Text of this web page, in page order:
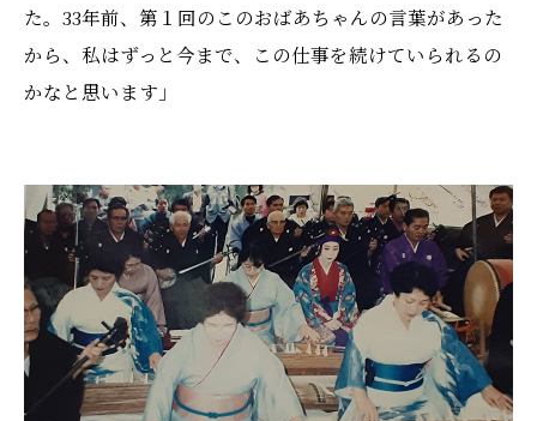
た。33年前、第１回のこのおばあちゃんの言葉があった
から、私はずっと今まで、この仕事を続けていられるの
かなと思います」